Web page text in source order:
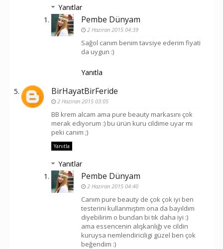
Yanıtlar
Pembe Dünyam
2 Haziran 2015 04:39
Sağol canım benim tavsiye ederim fiyati
da uygun :)
Yanıtla
BirHayatBirFeride
2 Haziran 2015 03:05
BB krem alcam ama pure beauty markasını çok
merak ediyorum :) bu ürün kuru cildime uyar mı
peki canım ;)
Yanıtla
Yanıtlar
Pembe Dünyam
2 Haziran 2015 04:40
Canım pure beauty de çok çok iyi ben
testerini kullanmıştım ona da bayıldım
diyebilirim o bundan bi tık daha iyi :)
ama essencenin alışkanlığı ve cildin
kuruysa nemlendiriciligi güzel ben çok
beğendim :)